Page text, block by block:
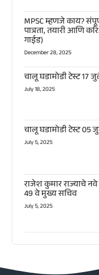
MPSC म्हणजे काय?
पात्रता, तयारी आणि
गाईड)
December 28, 2025
चालू घडामोडी टेस्ट 17
July 18, 2025
चालू घडामोडी टेस्ट 05
July 5, 2025
राजेश कुमार राज्याचे नवे
49 वे मुख्य सचिव
July 5, 2025